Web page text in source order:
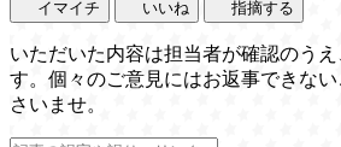
イマイチ いいね 指摘する
いただいた内容は担当者が確認のう
す。個々のご意見にはお返事できな
さいませ。